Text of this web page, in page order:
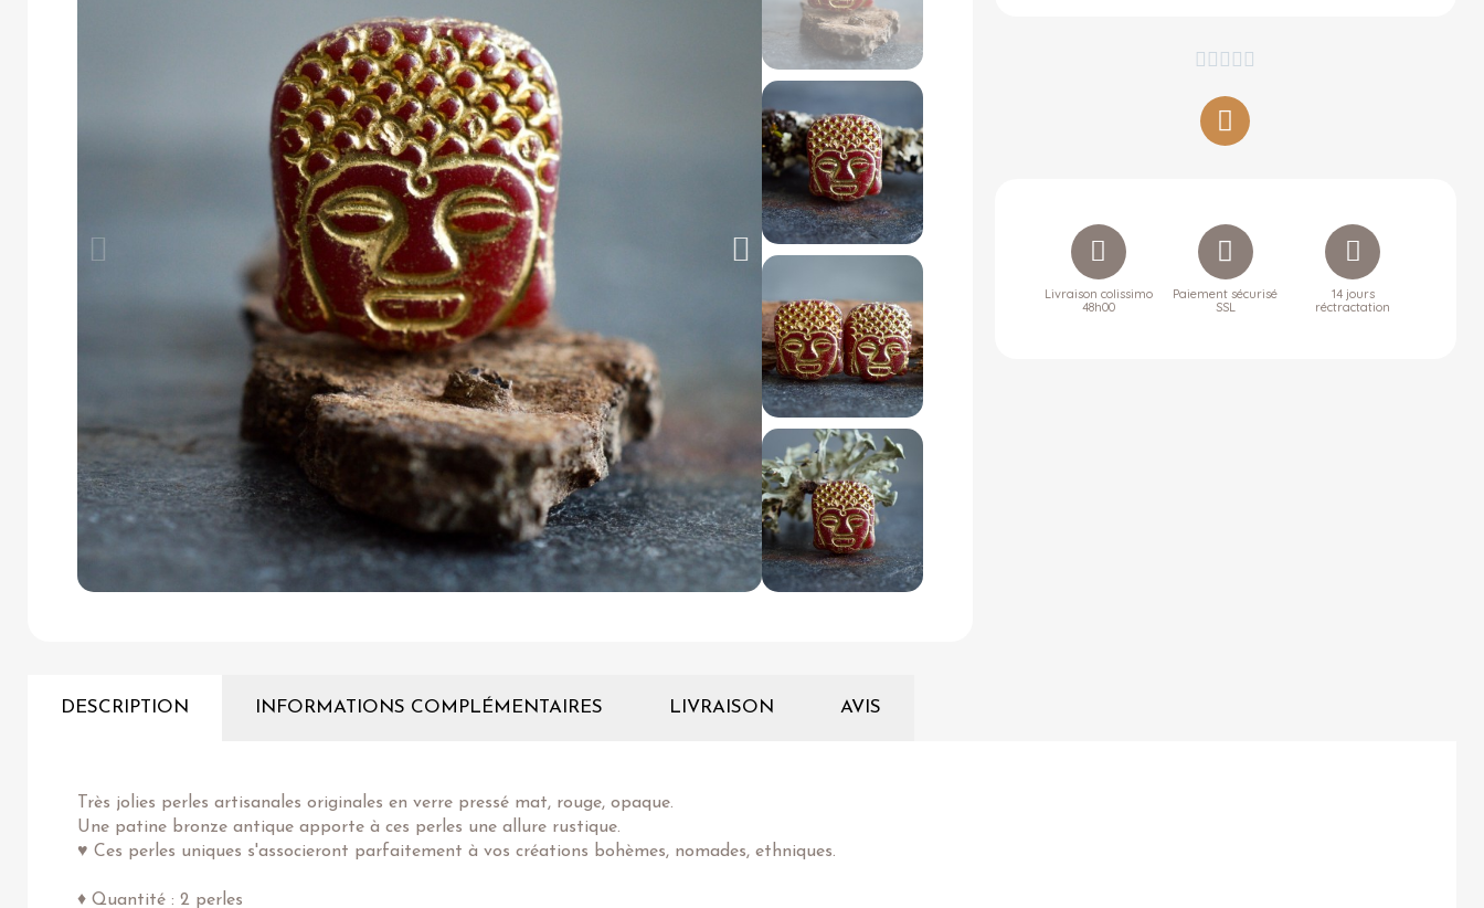
    
Livraison colissimo
48h00
Paiement sécurisé
SSL
14 jours
réctractation
DESCRIPTION INFORMATIONS COMPLÉMENTAIRES LIVRAISON AVIS
Très jolies perles artisanales originales en verre pressé mat, rouge, opaque.
Une patine bronze antique apporte à ces perles une allure rustique.
♥ Ces perles uniques s'associeront parfaitement à vos créations bohèmes, nomades, ethniques.
♦ Quantité : 2 perles